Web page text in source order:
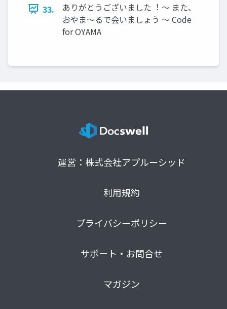
33.
ありがとうございました︕ 〜 また、
おやま〜るで会いましょう 〜 Code
for OYAMA
運営：株式会社アプルーシッド
利用規約
プライバシーポリシー
サポート・お問合せ
マガジン